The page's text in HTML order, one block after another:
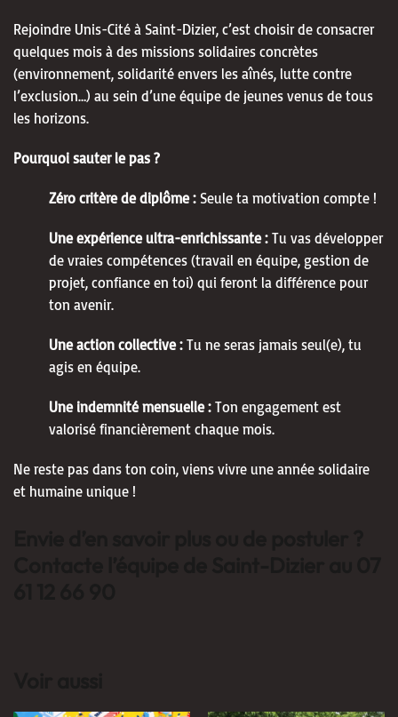
Rejoindre Unis-Cité à Saint-Dizier, c’est choisir de consacrer
quelques mois à des missions solidaires concrètes
(environnement, solidarité envers les aînés, lutte contre
l’exclusion…) au sein d’une équipe de jeunes venus de tous
les horizons.
Pourquoi sauter le pas ?
Zéro critère de diplôme : Seule ta motivation compte !
Une expérience ultra-enrichissante : Tu vas développer
de vraies compétences (travail en équipe, gestion de
projet, confiance en toi) qui feront la différence pour
ton avenir.
Une action collective : Tu ne seras jamais seul(e), tu
agis en équipe.
Une indemnité mensuelle : Ton engagement est
valorisé financièrement chaque mois.
Ne reste pas dans ton coin, viens vivre une année solidaire
et humaine unique !